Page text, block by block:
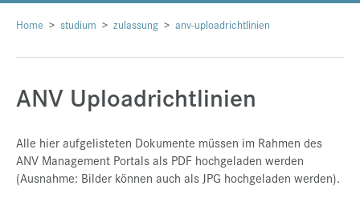
Studium & Lehre
Über uns
Internationales
Home studium zulassung anv-uploadrichtlinien
ANV Uploadrichtlinien
Alle hier aufgelisteten Dokumente müssen im Rahmen des
ANV Management Portals als PDF hochgeladen werden
(Ausnahme: Bilder können auch als JPG hochgeladen werden).